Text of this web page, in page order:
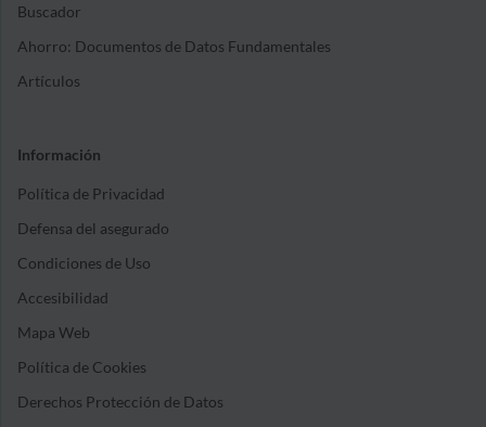
Buscador
Ahorro: Documentos de Datos Fundamentales
Artículos
Información
Política de Privacidad
Defensa del asegurado
Condiciones de Uso
Accesibilidad
Mapa Web
Política de Cookies
Derechos Protección de Datos